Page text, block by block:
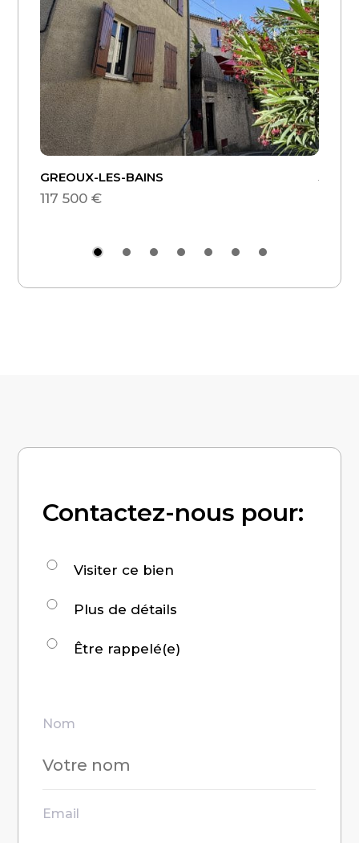
GREOUX-LES-BAINS
117 500 €
Contactez-nous pour:
Demande
Visiter ce bien
Plus de détails
Être rappelé(e)
Nom
Email